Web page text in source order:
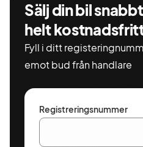
Sälj din bil
helt
Fyll i ditt
emot bud från handlare
Registreringsnummer